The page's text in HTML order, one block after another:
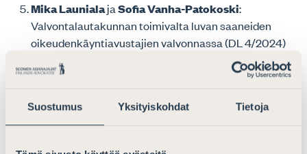
Suostumus Yksityiskohdat Tietoja
Mika LaunialajaSofia Vanha-Patokoski:
Valvontalautakunnan toimivalta luvan saaneiden
oikeudenkäyntiavustajien valvonnassa (DL 4/2024)
Jesse Collin
: Pääomalainan riskisuhde ja
maksunsaantijärjestyksessä ratkaisun KKO 2024:26
valossa (3/2024)